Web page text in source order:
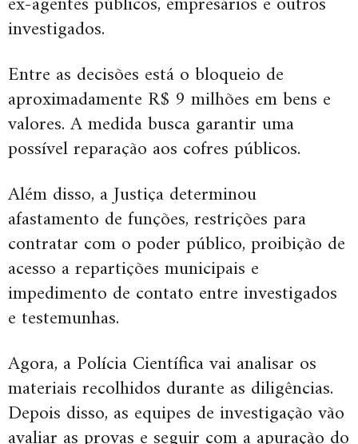
investigados.
Entre as decisões está o bloqueio de
aproximadamente R$ 9 milhões em bens e
valores. A medida busca garantir uma
possível reparação aos cofres públicos.
Além disso, a Justiça determinou
afastamento de funções, restrições para
contratar com o poder público, proibição de
acesso a repartições municipais e
impedimento de contato entre investigados
e testemunhas.
Agora, a Polícia Científica vai analisar os
materiais recolhidos durante as diligências.
Depois disso, as equipes de investigação vão